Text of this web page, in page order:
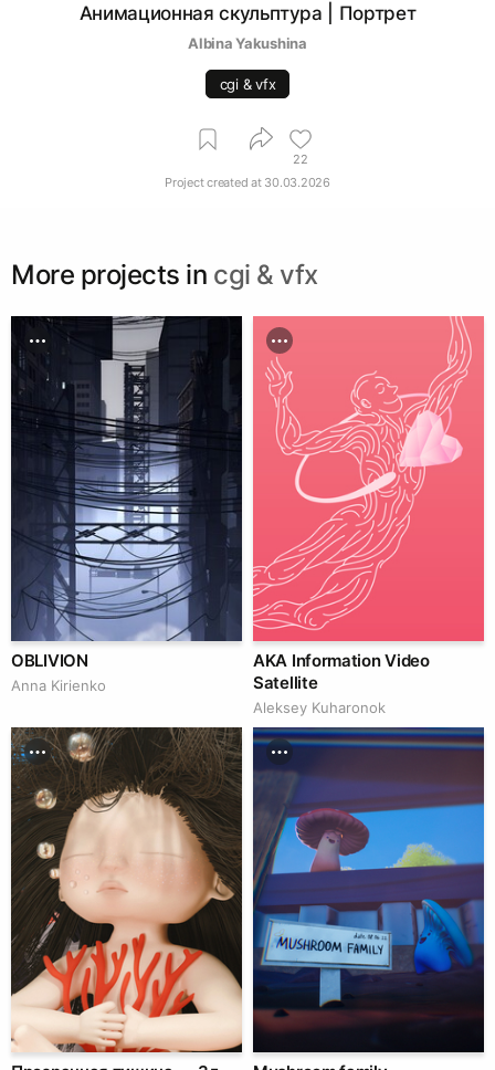
Анимационная скульптура | Портрет
Albina Yakushina
cgi & vfx
22
Project created at 30.03.2026
More projects in cgi & vfx
OBLIVION
Anna Kirienko
AKA Information Video
Satellite
Aleksey Kuharonok